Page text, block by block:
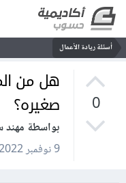
أسئلة ريادة الأعمال
0
هل من
صغيره؟
بواسطة مهند
9 نوفمبر 2022